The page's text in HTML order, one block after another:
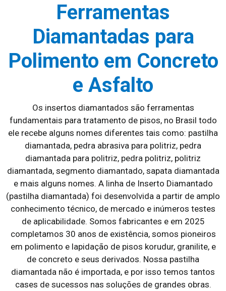
Ferramentas
Diamantadas para
Polimento em Concreto
e Asfalto
Os insertos diamantados são ferramentas
fundamentais para tratamento de pisos, no Brasil todo
ele recebe alguns nomes diferentes tais como: pastilha
diamantada, pedra abrasiva para politriz, pedra
diamantada para politriz, pedra politriz, politriz
diamantada, segmento diamantado, sapata diamantada
e mais alguns nomes. A linha de Inserto Diamantado
(pastilha diamantada) foi desenvolvida a partir de amplo
conhecimento técnico, de mercado e inúmeros testes
de aplicabilidade. Somos fabricantes e em 2025
completamos 30 anos de existência, somos pioneiros
em polimento e lapidação de pisos korudur, granilite, e
de concreto e seus derivados. Nossa pastilha
diamantada não é importada, e por isso temos tantos
cases de sucessos nas soluções de grandes obras.